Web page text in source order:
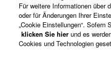
FLOWKEY
Für weitere Informationen über
oder für Änderungen Ihrer
„Cookie Einstellungen“. Sofern
klicken Sie hier und es
Cookies und Technologien